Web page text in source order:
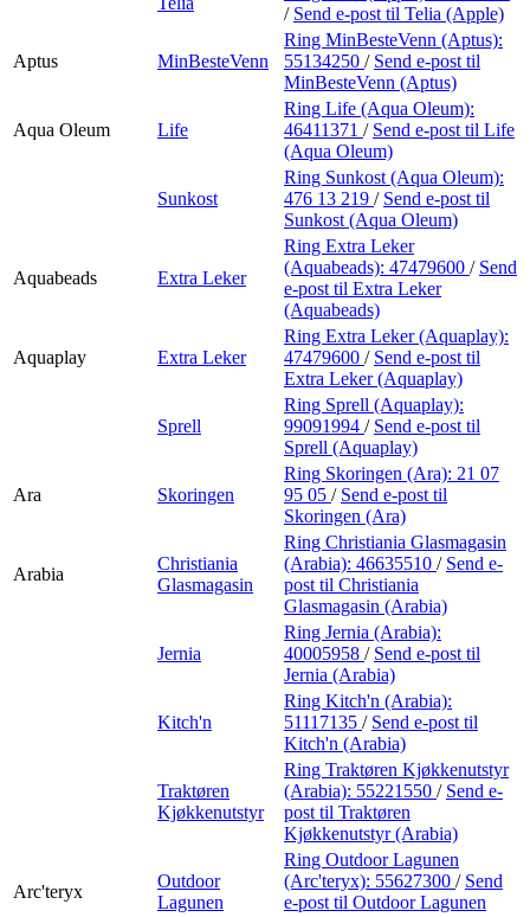
/ Send e-post til Telia (Apple)
Aptus MinBesteVenn
Ring MinBesteVenn (Aptus):
55134250 / Send e-post til
MinBesteVenn (Aptus)
Aqua Oleum Life
Ring Life (Aqua Oleum):
46411371 / Send e-post til Life
(Aqua Oleum)
Sunkost
Ring Sunkost (Aqua Oleum):
476 13 219 / Send e-post til
Sunkost (Aqua Oleum)
Aquabeads Extra Leker
Ring Extra Leker
(Aquabeads): 47479600 / Send
e-post til Extra Leker
(Aquabeads)
Aquaplay Extra Leker
Ring Extra Leker (Aquaplay):
47479600 / Send e-post til
Extra Leker (Aquaplay)
Sprell
Ring Sprell (Aquaplay):
99091994 / Send e-post til
Sprell (Aquaplay)
Ara Skoringen
Ring Skoringen (Ara): 21 07
95 05 / Send e-post til
Skoringen (Ara)
Arabia
Christiania
Glasmagasin
Ring Christiania Glasmagasin
(Arabia): 46635510 / Send e-
post til Christiania
Glasmagasin (Arabia)
Jernia
Ring Jernia (Arabia):
40005958 / Send e-post til
Jernia (Arabia)
Kitch'n
Ring Kitch'n (Arabia):
51117135 / Send e-post til
Kitch'n (Arabia)
Traktøren
Kjøkkenutstyr
Ring Traktøren Kjøkkenutstyr
(Arabia): 55221550 / Send e-
post til Traktøren
Kjøkkenutstyr (Arabia)
Arc'teryx
Outdoor
Lagunen
Ring Outdoor Lagunen
(Arc'teryx): 55627300 / Send
e-post til Outdoor Lagunen